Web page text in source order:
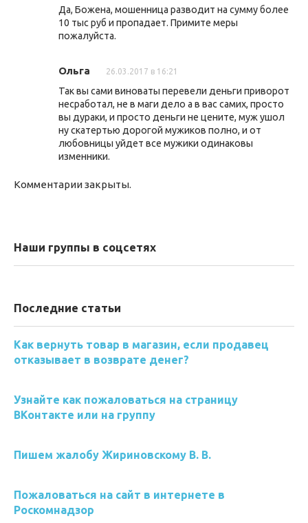
Да, Божена, мошенница разводит на сумму более
10 тыс руб и пропадает. Примите меры
пожалуйста.
Ольга 26.03.2017 в 16:21
Так вы сами виноваты перевели деньги приворот
несработал, не в маги дело а в вас самих, просто
вы дураки, и просто деньги не цените, муж ушол
ну скатертью дорогой мужиков полно, и от
любовницы уйдет все мужики одинаковы
изменники.
Комментарии закрыты.
Наши группы в соцсетях
Последние статьи
Как вернуть товар в магазин, если продавец
отказывает в возврате денег?
Узнайте как пожаловаться на страницу
ВКонтакте или на группу
Пишем жалобу Жириновскому В. В.
Пожаловаться на сайт в интернете в
Роскомнадзор